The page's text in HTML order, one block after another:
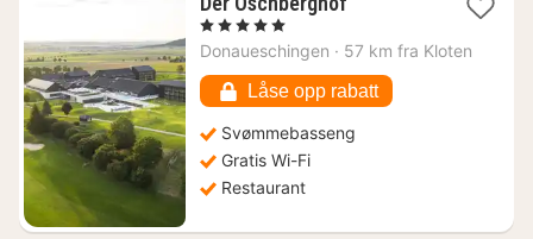
fra
kr.
, 5 Stjerner
Donaueschingen · 57 km fra Kloten
Låse opp rabatt
Svømmebasseng
Gratis Wi-Fi
Restaurant